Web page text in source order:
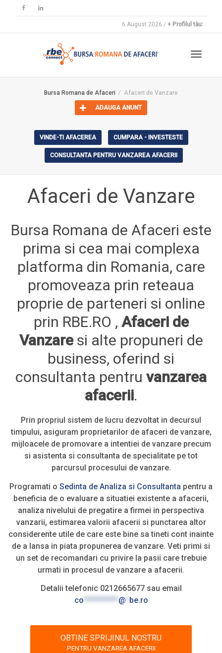
6 August 2026 / + Profilul tău:
Bursa Romana de Afaceri Afaceri de Vanzare
ADAUGA ANUNT
VINDE-TI AFACEREA CUMPARA - INVESTESTE
CONSULTANTA PENTRU VANZAREA AFACERII
Afaceri de Vanzare
Bursa Romana de Afaceri este
prima si cea mai complexa
platforma din Romania, care
promoveaza prin reteaua
proprie de parteneri si online
prin RBE.RO , Afaceri de
Vanzaresi alte propuneri de
business, oferind si
consultanta pentru vanzarea
afacerii.
Prin propriul sistem de lucru dezvoltat in decursul
timpului, asiguram proprietarilor de afaceri de vanzare,
mijloacele de promovare a intentiei de vanzare precum
si asistenta si consultanta de specialitate pe tot
parcursul procesului de vanzare.
Programati o Sedinta de Analiza si Consultanta pentru a
beneficia de o evaluare a situatiei existente a afacerii,
analiza nivelului de pregatire a firmei in perspectiva
vanzarii, estimarea valorii afacerii si punctarea altor
considerente utile de care este bine sa tineti cont inainte
de a lansa in piata propunerea de vanzare. Veti primi si
un set de recomandari cu privire la pasii care trebuie
urmati in procesul de vanzare a afacerii.
Detalii telefonic 0212665677 sau email
co ********** @ be.ro
OBTINE SPRIJINUL NOSTRU
PENTRU VANZAREA AFACERII